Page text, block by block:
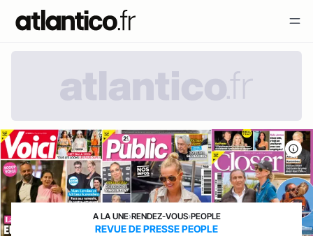
A LA UNE›RENDEZ-VOUS›PEOPLE
REVUE DE PRESSE PEOPLE